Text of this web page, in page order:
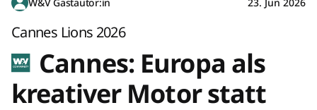
W&V Gastautor:in 23. Jun 2026
Cannes Lions 2026
Cannes: Europa als
kreativer Motor statt